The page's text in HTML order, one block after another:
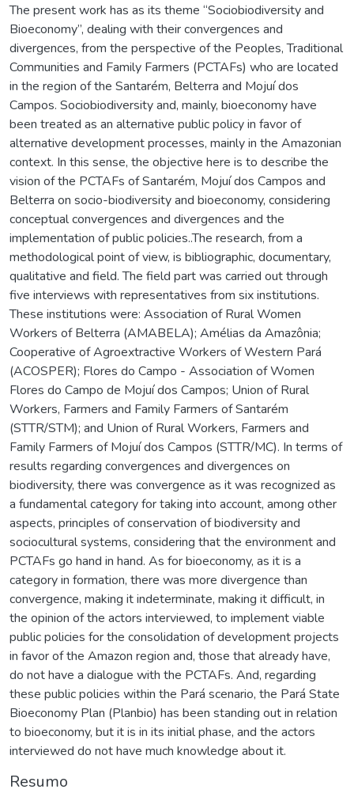
The present work has as its theme “Sociobiodiversity and
Bioeconomy”, dealing with their convergences and
divergences, from the perspective of the Peoples, Traditional
Communities and Family Farmers (PCTAFs) who are located
in the region of the Santarém, Belterra and Mojuí dos
Campos. Sociobiodiversity and, mainly, bioeconomy have
been treated as an alternative public policy in favor of
alternative development processes, mainly in the Amazonian
context. In this sense, the objective here is to describe the
vision of the PCTAFs of Santarém, Mojuí dos Campos and
Belterra on socio-biodiversity and bioeconomy, considering
conceptual convergences and divergences and the
implementation of public policies..The research, from a
methodological point of view, is bibliographic, documentary,
qualitative and field. The field part was carried out through
five interviews with representatives from six institutions.
These institutions were: Association of Rural Women
Workers of Belterra (AMABELA); Amélias da Amazônia;
Cooperative of Agroextractive Workers of Western Pará
(ACOSPER); Flores do Campo - Association of Women
Flores do Campo de Mojuí dos Campos; Union of Rural
Workers, Farmers and Family Farmers of Santarém
(STTR/STM); and Union of Rural Workers, Farmers and
Family Farmers of Mojuí dos Campos (STTR/MC). In terms of
results regarding convergences and divergences on
biodiversity, there was convergence as it was recognized as
a fundamental category for taking into account, among other
aspects, principles of conservation of biodiversity and
sociocultural systems, considering that the environment and
PCTAFs go hand in hand. As for bioeconomy, as it is a
category in formation, there was more divergence than
convergence, making it indeterminate, making it difficult, in
the opinion of the actors interviewed, to implement viable
public policies for the consolidation of development projects
in favor of the Amazon region and, those that already have,
do not have a dialogue with the PCTAFs. And, regarding
these public policies within the Pará scenario, the Pará State
Bioeconomy Plan (Planbio) has been standing out in relation
to bioeconomy, but it is in its initial phase, and the actors
interviewed do not have much knowledge about it.
Resumo